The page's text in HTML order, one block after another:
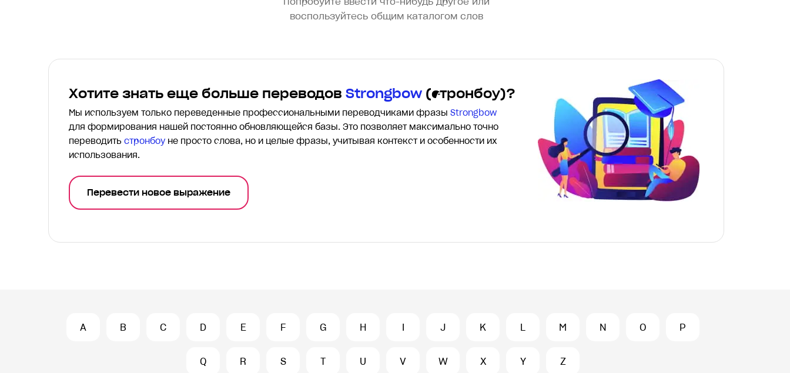
воспользуйтесь общим каталогом слов
Хотите знать еще больше переводов Strongbow (стронбоу)?
Мы используем только переведенные профессиональными переводчиками фразы Strongbow
для формирования нашей постоянно обновляющейся базы. Это позволяет максимально точно
переводить стронбоу не просто слова, но и целые фразы, учитывая контекст и особенности их
использования.
Перевести новое выражение
A B C D E F G H I J K L M N O P
Q R S T U V W X Y Z